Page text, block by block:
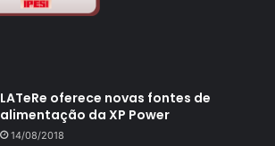
LATeRe oferece novas fontes de
alimentação da XP Power
14/08/2018